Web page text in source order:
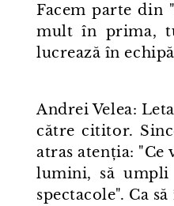
Facem parte din
mult în prima,
lucrează în
Andrei Velea:
către cititor.
atras atenția: "Ce
lumini, să umpli
spectacole". Ca